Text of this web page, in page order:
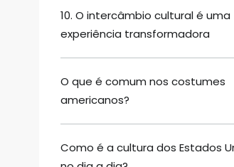
10. O intercâmbio cultural é uma
experiência transformadora
O que é comum nos costumes
americanos?
Como é a cultura dos Estados